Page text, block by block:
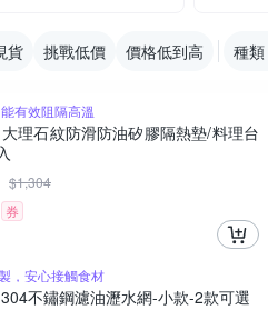
貨 挑戰低價 價格低到高 種類
有效阻隔高溫
理石紋防滑防油矽膠隔熱墊/料理台
$1,304
券
，安心接觸食材
不鏽鋼濾油瀝水網-小款-2款可選